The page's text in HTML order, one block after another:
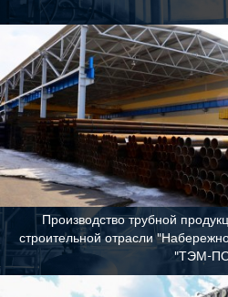
Производство трубной
строительной отрасли
"ТЭМ-